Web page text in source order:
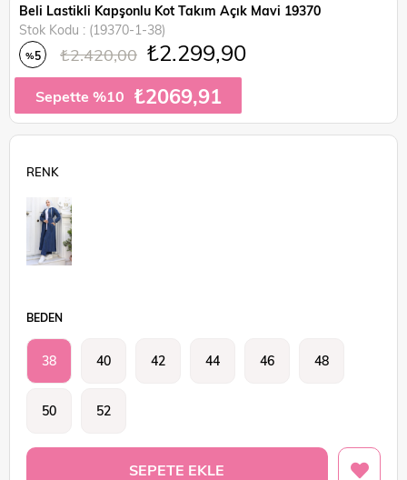
Beli Lastikli Kapşonlu Kot Takım Açık Mavi 19370
Stok Kodu
(19370-1-38)
%5 ₺2.420,00 ₺2.299,90
Sepette %10 ₺2069,91
BEDEN
38 40 42 44 46 48
50 52